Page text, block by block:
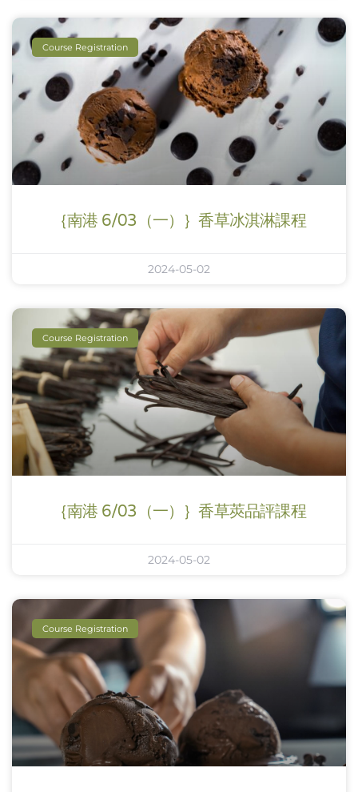
Course Registration
｛南港 6/03（一）｝香草冰淇淋課程
2024-05-02
Course Registration
｛南港 6/03（一）｝香草莢品評課程
2024-05-02
Course Registration